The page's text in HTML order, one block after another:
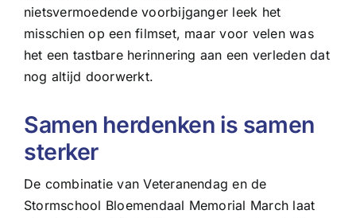
nietsvermoedende voorbijganger leek het
misschien op een filmset, maar voor velen was
het een tastbare herinnering aan een verleden dat
nog altijd doorwerkt.
Samen herdenken is samen
sterker
De combinatie van Veteranendag en de
Stormschool Bloemendaal Memorial March laat